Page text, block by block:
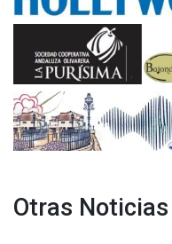
Otras Noticias